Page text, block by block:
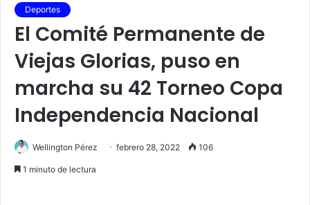
Deportes
El Comité Permanente de
Viejas Glorias, puso en
marcha su 42 Torneo Copa
Independencia Nacional
Wellington Pérez febrero 28, 2022 106
1 minuto de lectura